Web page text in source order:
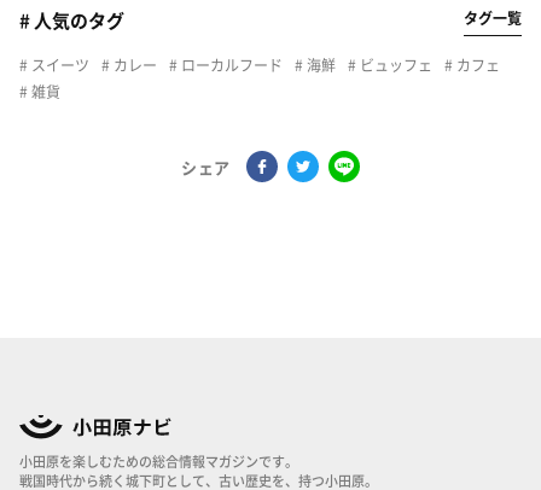
# 人気のタグ タグ一覧
スイーツ カレー ローカルフード 海鮮 ビュッフェ
カフェ
雑貨
シェア
小田原を楽しむための総合情報マガジンです。
戦国時代から続く城下町として、古い歴史を、持つ小田原。